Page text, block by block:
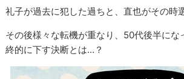
礼子が過去に犯した過ちと、直也がその時
その後様々な転機が重なり、50代後半にな
終的に下す決断とは…？